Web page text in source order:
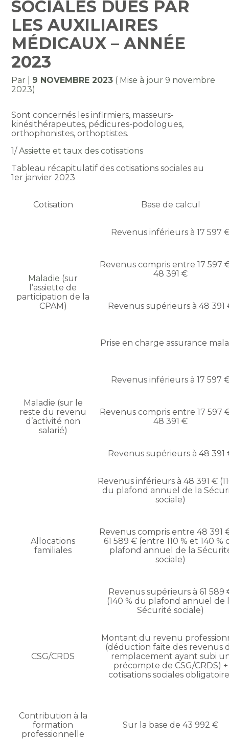
SOCIALES DUES PAR
LES AUXILIAIRES
MÉDICAUX – ANNÉE
2023
Par 9 NOVEMBRE 2023 ( Mise à jour 9 novembre
2023)
Sont concernés les infirmiers, masseurs-
kinésithérapeutes, pédicures-podologues,
orthophonistes, orthoptistes.
1/Assiette et taux des cotisations
Tableau récapitulatif des cotisations sociales au
1er janvier 2023
Cotisation Base de calcul
Maladie (sur
l’assiette de
participation de la
CPAM)
Revenus inférieurs à 17 597
Revenus compris entre 17 597
48 391 €
Revenus supérieurs à 48 391
Prise en charge assurance
Maladie (sur le
reste du revenu
d’activité non
salarié)
Revenus inférieurs à 17 597
Revenus compris entre 17 597
48 391 €
Revenus supérieurs à 48 391
Allocations
familiales
Revenus inférieurs à 48 391 €
du plafond annuel de la
sociale)
Revenus compris entre 48 391
61 589 € (entre 110 % et 140 %
plafond annuel de la
sociale)
Revenus supérieurs à 61 589
(140 % du plafond annuel de
Sécurité sociale)
CSG/CRDS
Montant du revenu
(déduction faite des revenus
remplacement ayant subi
précompte de CSG/CRDS) +
cotisations sociales
Contribution à la
formation
professionnelle
Sur la base de 43 992 €